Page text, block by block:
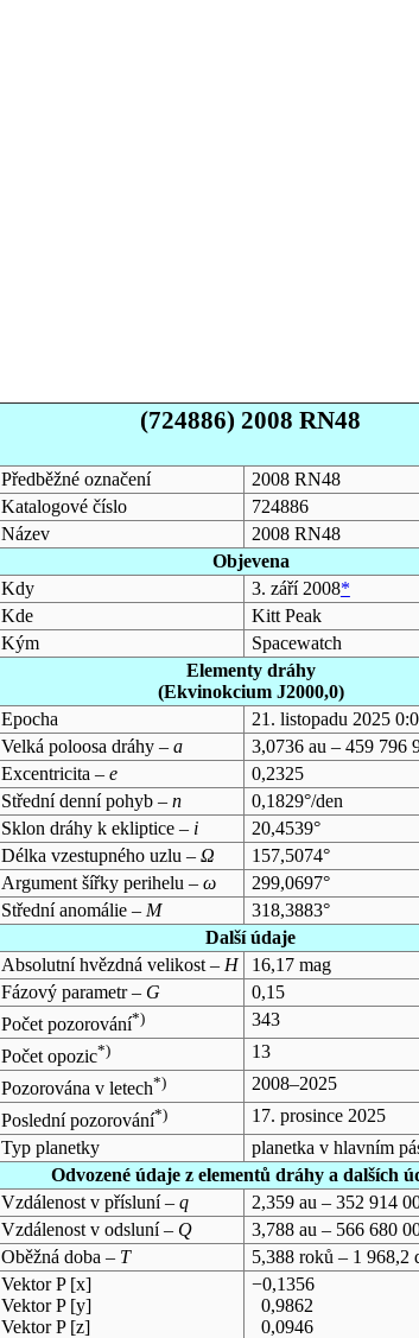
(724886) 2008 RN48
Předběžné označení
2008 RN48
Katalogové číslo
724886
Název
2008 RN48
Objevena
Kdy
3. září 2008*
Kde
Kitt Peak
Kým
Spacewatch
Elementy dráhy
(Ekvinokcium J2000,0)
Epocha
21. listopadu 2025
Velká poloosa dráhy – a
3,0736 au – 459 796
Excentricita – e
0,2325
Střední denní pohyb – n
0,1829°/den
Sklon dráhy k ekliptice – i
20,4539°
Délka vzestupného uzlu – Ω
157,5074°
Argument šířky perihelu – ω
299,0697°
Střední anomálie – M
318,3883°
Další údaje
Absolutní hvězdná velikost – H
16,17 mag
Fázový parametr – G
0,15
Počet pozorování*)
343
Počet opozic*)
13
Pozorována v letech*)
2008–2025
Poslední pozorování*)
17. prosince 2025
Typ planetky
planetka v hlavním
Odvozené údaje z elementů dráhy a dalších
Vzdálenost v přísluní – q
2,359 au – 352 914
Vzdálenost v odsluní – Q
3,788 au – 566 680
Oběžná doba – T
5,388 roků – 1 968,2
Vektor P [x]
Vektor P [y]
Vektor P [z]
−0,1356
0,9862
0,0946